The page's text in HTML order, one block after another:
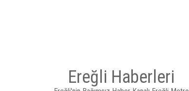
Ereğli Haberleri